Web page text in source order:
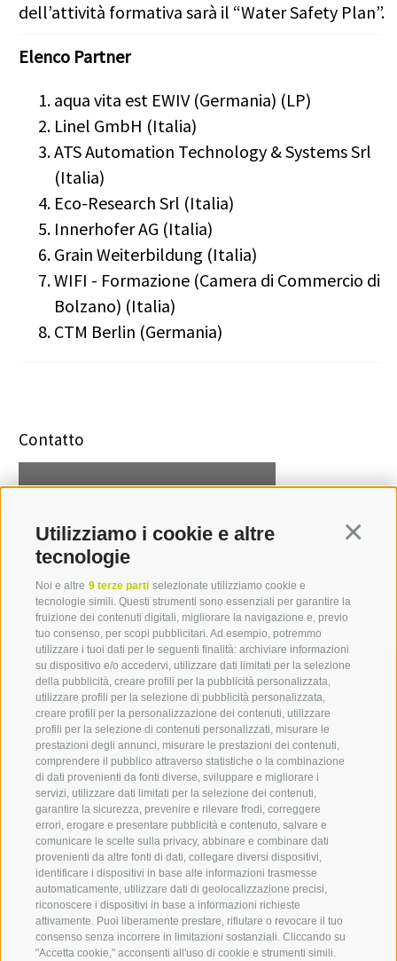
Utilizziamo i cookie e altre
tecnologie
Noi e altre 9 terze parti selezionate utilizziamo cookie e
tecnologie simili. Questi strumenti sono essenziali per garantire la
fruizione dei contenuti digitali, migliorare la navigazione e, previo
tuo consenso, per scopi pubblicitari. Ad esempio, potremmo
utilizzare i tuoi dati per le seguenti finalità: archiviare informazioni
su dispositivo e/o accedervi, utilizzare dati limitati per la selezione
della pubblicità, creare profili per la pubblicità personalizzata,
utilizzare profili per la selezione di pubblicità personalizzata,
creare profili per la personalizzazione dei contenuti, utilizzare
profili per la selezione di contenuti personalizzati, misurare le
prestazioni degli annunci, misurare le prestazioni dei contenuti,
comprendere il pubblico attraverso statistiche o la combinazione
di dati provenienti da fonti diverse, sviluppare e migliorare i
servizi, utilizzare dati limitati per la selezione dei contenuti,
garantire la sicurezza, prevenire e rilevare frodi, correggere
errori, erogare e presentare pubblicità e contenuto, salvare e
comunicare le scelte sulla privacy, abbinare e combinare dati
provenienti da altre fonti di dati, collegare diversi dispositivi,
identificare i dispositivi in base alle informazioni trasmesse
automaticamente, utilizzare dati di geolocalizzazione precisi,
riconoscere i dispositivi in base a informazioni richieste
attivamente. Puoi liberamente prestare, rifiutare o revocare il tuo
consenso senza incorrere in limitazioni sostanziali. Cliccando su
"Accetta cookie," acconsenti all'uso di cookie e strumenti simili.
dell’attività formativa sarà il “Water Safety Plan”.
Elenco Partner
aqua vita est EWIV (Germania) (LP)
Linel GmbH (Italia)
ATS Automation Technology & Systems Srl
(Italia)
Eco-Research Srl (Italia)
Innerhofer AG (Italia)
Grain Weiterbildung (Italia)
WIFI - Formazione (Camera di Commercio di
Bolzano) (Italia)
CTM Berlin (Germania)
Contatto
T +39 0471 094 228
katja.gluecker[at]idm-
suedtirol.com
Mettetevi in contatto con
noi
IDM Südtirol - Alto Adige
+39 0471 094 000
info[at]idm-suedtirol.com
idm[at]pec.idm-suedtirol.com
SCRIVICI
DOVE SIAMO